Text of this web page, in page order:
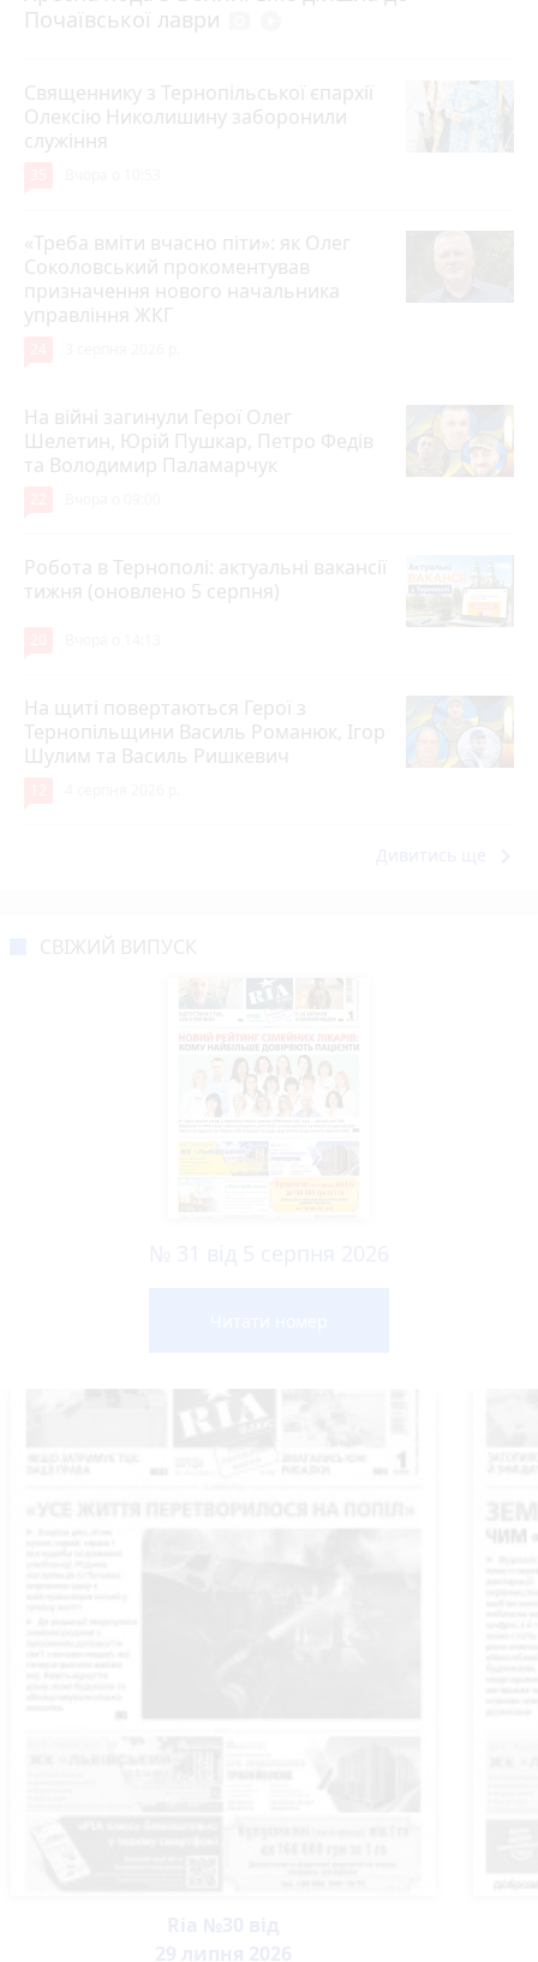
Почаївської лаври
Священнику з Тернопільської єпархії
Олексію Николишину заборонили
служіння
«Треба вміти вчасно піти»: як Олег
Соколовський прокоментував
призначення нового начальника
управління ЖКГ
На війні загинули Герої Олег
Шелетин, Юрій Пушкар, Петро Федів
та Володимир Паламарчук
Робота в Тернополі: актуальні вакансії
тижня (оновлено 5 серпня)
На щиті повертаються Герої з
Тернопільщини Василь Романюк, Ігор
Шулим та Василь Ришкевич